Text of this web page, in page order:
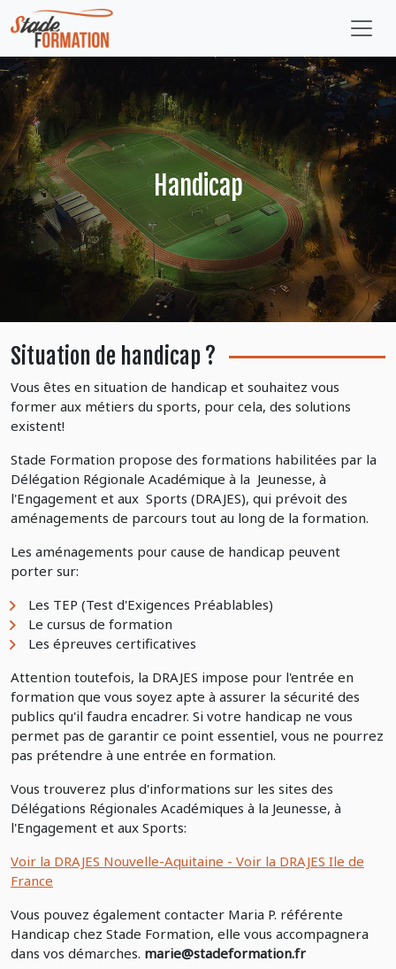
Handicap
Situation de handicap ?
Vous êtes en situation de handicap et souhaitez vous
former aux métiers du sports, pour cela, des solutions
existent!
Stade Formation propose des formations habilitées par la
Délégation Régionale Académique à la Jeunesse, à
l'Engagement et aux Sports (DRAJES), qui prévoit des
aménagements de parcours tout au long de la formation.
Les aménagements pour cause de handicap peuvent
porter sur:
Les TEP (Test d'Exigences Préablables)
Le cursus de formation
Les épreuves certificatives
Attention toutefois, la DRAJES impose pour l'entrée en
formation que vous soyez apte à assurer la sécurité des
publics qu'il faudra encadrer. Si votre handicap ne vous
permet pas de garantir ce point essentiel, vous ne pourrez
pas prétendre à une entrée en formation.
Vous trouverez plus d'informations sur les sites des
Délégations Régionales Académiques à la Jeunesse, à
l'Engagement et aux Sports:
Voir la DRAJES Nouvelle-Aquitaine - Voir la DRAJES Ile de
France
Vous pouvez également contacter Maria P. référente
Handicap chez Stade Formation, elle vous accompagnera
dans vos démarches. marie@stadeformation.fr